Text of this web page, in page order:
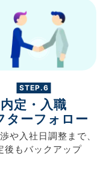
STEP.6
内定・入職
ターフォロー
や入社日調整まで、
後もバックアップ